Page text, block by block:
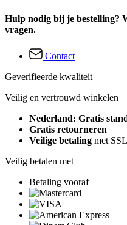
Hulp nodig bij je bestelling?
vragen.
Contact
Geverifieerde kwaliteit
Veilig en vertrouwd winkelen
Nederland: Gratis
Gratis retourneren
Veilige betaling met
Veilig betalen met
Betaling vooraf